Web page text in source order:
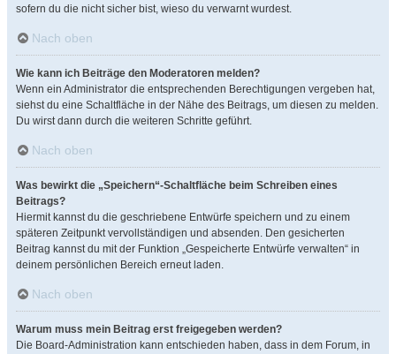
sofern du die nicht sicher bist, wieso du verwarnt wurdest.
Nach oben
Wie kann ich Beiträge den Moderatoren melden?
Wenn ein Administrator die entsprechenden Berechtigungen vergeben hat,
siehst du eine Schaltfläche in der Nähe des Beitrags, um diesen zu melden.
Du wirst dann durch die weiteren Schritte geführt.
Nach oben
Was bewirkt die „Speichern“-Schaltfläche beim Schreiben eines
Beitrags?
Hiermit kannst du die geschriebene Entwürfe speichern und zu einem
späteren Zeitpunkt vervollständigen und absenden. Den gesicherten
Beitrag kannst du mit der Funktion „Gespeicherte Entwürfe verwalten“ in
deinem persönlichen Bereich erneut laden.
Nach oben
Warum muss mein Beitrag erst freigegeben werden?
Die Board-Administration kann entschieden haben, dass in dem Forum, in